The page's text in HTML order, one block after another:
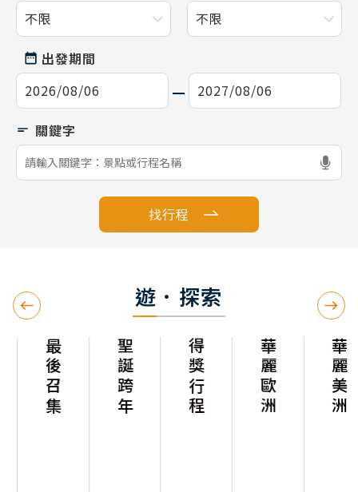
出發期間
找行程
遊．探索
最後召集 聖誕跨年 得獎行程 華麗歐洲 華麗美洲